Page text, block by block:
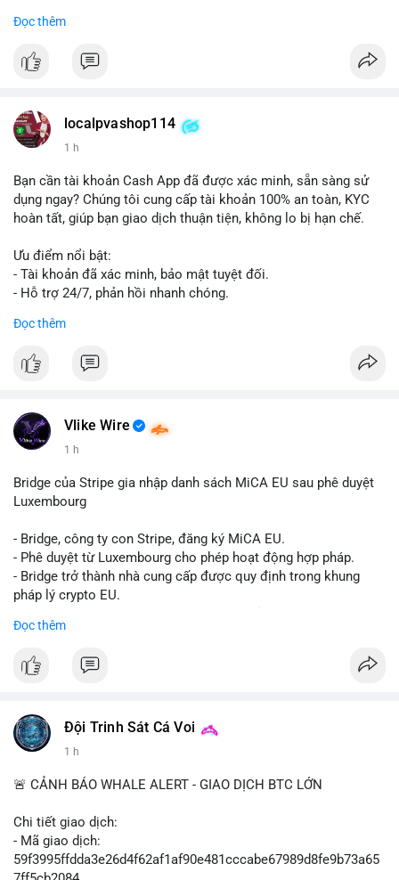
#vlikevn
📰 Nguồn: Cointelegraph
Đọc thêm
localpvashop114
1 h
Bạn cần tài khoản Cash App đã được xác minh, sẵn sàng sử
dụng ngay? Chúng tôi cung cấp tài khoản 100% an toàn, KYC
hoàn tất, giúp bạn giao dịch thuận tiện, không lo bị hạn chế.
Ưu điểm nổi bật:
- Tài khoản đã xác minh, bảo mật tuyệt đối.
- Hỗ trợ 24/7, phản hồi nhanh chóng.
nay:
📧 Email: localpvashop@gmail.com
Đọc thêm
Vlike Wire
1 h
Bridge của Stripe gia nhập danh sách MiCA EU sau phê duyệt
Luxembourg
- Bridge, công ty con Stripe, đăng ký MiCA EU.
- Phê duyệt từ Luxembourg cho phép hoạt động hợp pháp.
- Bridge trở thành nhà cung cấp được quy định trong khung
pháp lý crypto EU.
#luxembourg
#vlikevn #titanbot
📰 Nguồn: Cointelegraph
Đọc thêm
Đội Trinh Sát Cá Voi
1 h
🚨 CẢNH BÁO WHALE ALERT - GIAO DỊCH BTC LỚN
Chi tiết giao dịch:
- Mã giao dịch:
59f3995ffdda3e26d4f62af1af90e481cccabe67989d8fe9b73a65